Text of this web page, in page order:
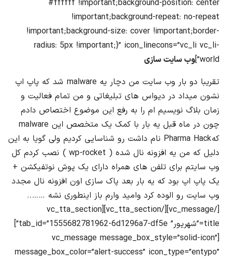
#ffffff !important;background-position: center
!important;background-repeat: no-repeat
!important;background-size: cover !important;border-
radius: 5px !important;}” icon_linecons=”vc_li vc_li-
world”] وب سایت سازی
تقریبا دو بار وب سایت من دچار یه malware شد که پاپ اپ
نشون میداد در دیواس های تبلیغاتی و من تمام فعالیت و
زمان بلاگ نویسیم ام را به رفع این موضوع اختصاص دادم
که Pharma Hack نام داشت رو شناسایی کردیم ولی گویا به این
دلیل که من یه افزونه نال شده ( wp-rocket ) نصب کردم کل
وب سایتم برای تلفن های همراه دارای یک پوش نوتفیکشن +
یک پاپ اپ بود که یه بار بعد پاک سازی اون افزونه نال مجدد
وب سایت رو الوده کرد وامید وارم باز اینطوری نشه ……..
[/vc_message][/vc_tta_section][vc_tta_section
title=”شهریور” tab_id=”1555682781962-6d1296a7-df5e”]
[vc_message message_box_style=”solid-icon”
message_box_color=”alert-success” icon_type=”entypo”